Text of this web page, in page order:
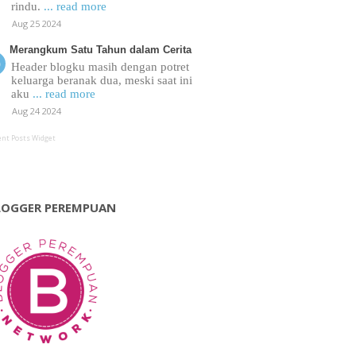
rindu. ... read more
Aug 25 2024
Merangkum Satu Tahun dalam Cerita
Header blogku masih dengan potret
keluarga beranak dua, meski saat ini
aku ... read more
Aug 24 2024
Posts Widget
PEREMPUAN